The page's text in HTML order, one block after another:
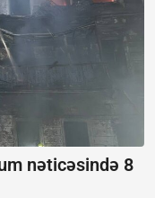
nəticəsində 8